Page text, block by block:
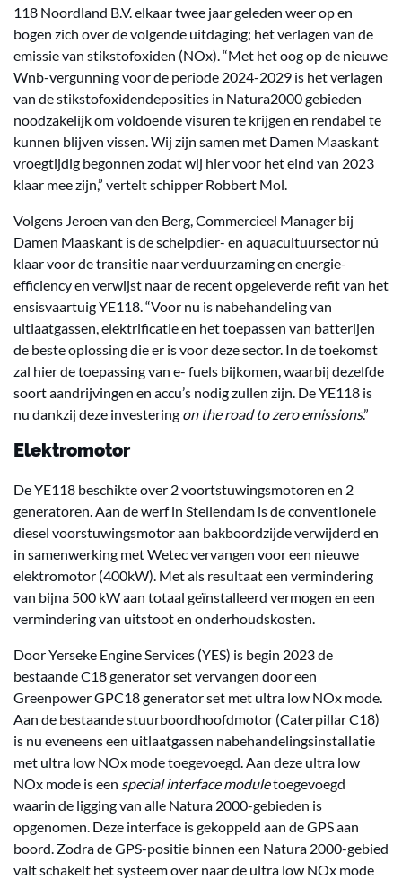
118 Noordland B.V. elkaar twee jaar geleden weer op en
bogen zich over de volgende uitdaging; het verlagen van de
emissie van stikstofoxiden (NOx). “Met het oog op de nieuwe
Wnb-vergunning voor de periode 2024-2029 is het verlagen
van de stikstofoxidendeposities in Natura2000 gebieden
noodzakelijk om voldoende visuren te krijgen en rendabel te
kunnen blijven vissen. Wij zijn samen met Damen Maaskant
vroegtijdig begonnen zodat wij hier voor het eind van 2023
klaar mee zijn,” vertelt schipper Robbert Mol.
Volgens Jeroen van den Berg, Commercieel Manager bij
Damen Maaskant is de schelpdier- en aquacultuursector nú
klaar voor de transitie naar verduurzaming en energie-
efficiency en verwijst naar de recent opgeleverde refit van het
ensisvaartuig YE118. “Voor nu is nabehandeling van
uitlaatgassen, elektrificatie en het toepassen van batterijen
de beste oplossing die er is voor deze sector. In de toekomst
zal hier de toepassing van e- fuels bijkomen, waarbij dezelfde
soort aandrijvingen en accu’s nodig zullen zijn. De YE118 is
nu dankzij deze investering on the road to zero emissions.”
Elektromotor
De YE118 beschikte over 2 voortstuwingsmotoren en 2
generatoren. Aan de werf in Stellendam is de conventionele
diesel voorstuwingsmotor aan bakboordzijde verwijderd en
in samenwerking met Wetec vervangen voor een nieuwe
elektromotor (400kW). Met als resultaat een vermindering
van bijna 500 kW aan totaal geïnstalleerd vermogen en een
vermindering van uitstoot en onderhoudskosten.
Door Yerseke Engine Services (YES) is begin 2023 de
bestaande C18 generator set vervangen door een
Greenpower GPC18 generator set met ultra low NOx mode.
Aan de bestaande stuurboordhoofdmotor (Caterpillar C18)
is nu eveneens een uitlaatgassen nabehandelingsinstallatie
met ultra low NOx mode toegevoegd. Aan deze ultra low
NOx mode is een special interface moduletoegevoegd
waarin de ligging van alle Natura 2000-gebieden is
opgenomen. Deze interface is gekoppeld aan de GPS aan
boord. Zodra de GPS-positie binnen een Natura 2000-gebied
valt schakelt het systeem over naar de ultra low NOx mode